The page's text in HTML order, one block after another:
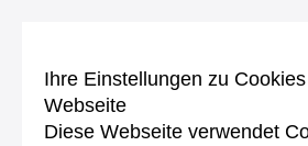
Ihre Einstellungen zu
Webseite
Diese Webseite verwendet